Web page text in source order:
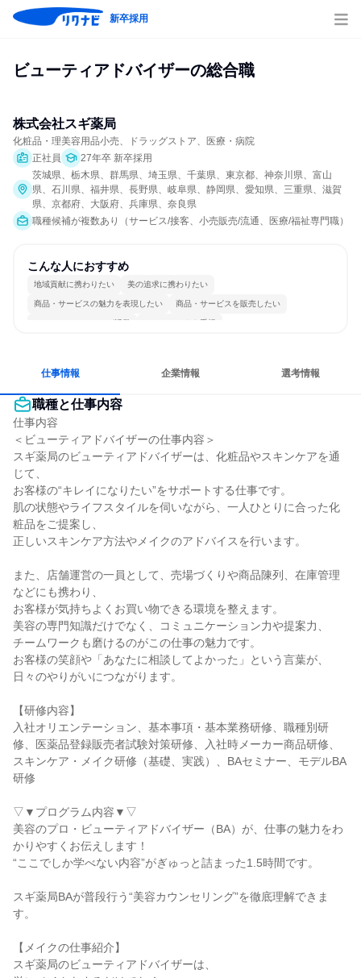
新卒採用
ビューティアドバイザーの総合職
株式会社スギ薬局
化粧品・理美容用品小売、ドラッグストア、医療・病院
正社員
27年卒 新卒採用
茨城県、栃木県、群馬県、埼玉県、千葉県、東京都、神奈川県、富山
県、石川県、福井県、長野県、岐阜県、静岡県、愛知県、三重県、滋賀
県、京都府、大阪府、兵庫県、奈良県
職種候補が複数あり（サービス/接客、小売販売/流通、医療/福祉専門職）
こんな人におすすめ
地域貢献に携わりたい 美の追求に携わりたい
商品・サービスの魅力を表現したい 商品・サービスを販売したい
コミュニケーションが活発 チームワークを重視
仕事情報 企業情報 選考情報
職種と仕事内容
仕事内容
＜ビューティアドバイザーの仕事内容＞
スギ薬局のビューティアドバイザーは、化粧品やスキンケアを通
じて、
お客様の“キレイになりたい”をサポートする仕事です。
肌の状態やライフスタイルを伺いながら、一人ひとりに合った化
粧品をご提案し、
正しいスキンケア方法やメイクのアドバイスを行います。
また、店舗運営の一員として、売場づくりや商品陳列、在庫管理
などにも携わり、
お客様が気持ちよくお買い物できる環境を整えます。
美容の専門知識だけでなく、コミュニケーション力や提案力、
チームワークも磨けるのがこの仕事の魅力です。
お客様の笑顔や「あなたに相談してよかった」という言葉が、
日々のやりがいにつながります。
【研修内容】
入社オリエンテーション、基本事項・基本業務研修、職種別研
修、医薬品登録販売者試験対策研修、入社時メーカー商品研修、
スキンケア・メイク研修（基礎、実践）、BAセミナー、モデルBA
研修
▽▼プログラム内容▼▽
美容のプロ・ビューティアドバイザー（BA）が、仕事の魅力をわ
かりやすくお伝えします！
“ここでしか学べない内容”がぎゅっと詰まった1.5時間です。
スギ薬局BAが普段行う“美容カウンセリング”を徹底理解できま
す。
【メイクの仕事紹介】
スギ薬局のビューティアドバイザーは、